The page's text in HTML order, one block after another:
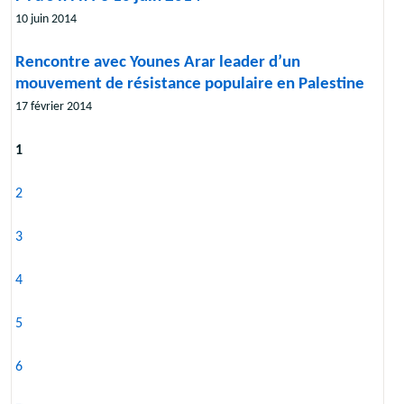
10 juin 2014
Rencontre avec Younes Arar leader d’un
mouvement de résistance populaire en Palestine
17 février 2014
1
2
3
4
5
6